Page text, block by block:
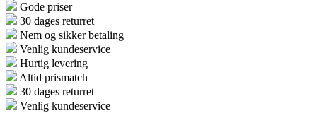
Gode priser
30 dages returret
Nem og sikker betaling
Venlig kundeservice
Hurtig levering
Altid prismatch
30 dages returret
Venlig kundeservice